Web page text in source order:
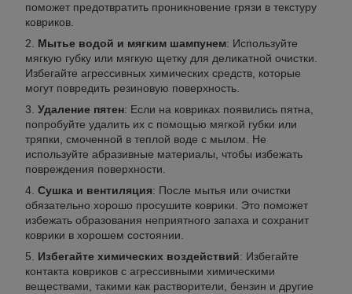
поможет предотвратить проникновение грязи в текстуру
ковриков.
Мытье водой и мягким шампунем: Используйте
мягкую губку или мягкую щетку для деликатной очистки.
Избегайте агрессивных химических средств, которые
могут повредить резиновую поверхность.
Удаление пятен: Если на ковриках появились пятна,
попробуйте удалить их с помощью мягкой губки или
тряпки, смоченной в теплой воде с мылом. Не
используйте абразивные материалы, чтобы избежать
повреждения поверхности.
Сушка и вентиляция: После мытья или очистки
обязательно хорошо просушите коврики. Это поможет
избежать образования неприятного запаха и сохранит
коврики в хорошем состоянии.
Избегайте химических воздействий: Избегайте
контакта ковриков с агрессивными химическими
веществами, такими как растворители, бензин и другие